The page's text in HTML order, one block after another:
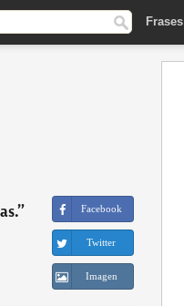
Frases
”
Facebook
Twitter
Imagen